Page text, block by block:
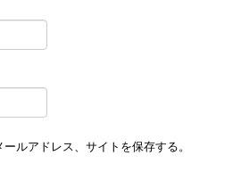
ルアドレス、サイトを保存する。